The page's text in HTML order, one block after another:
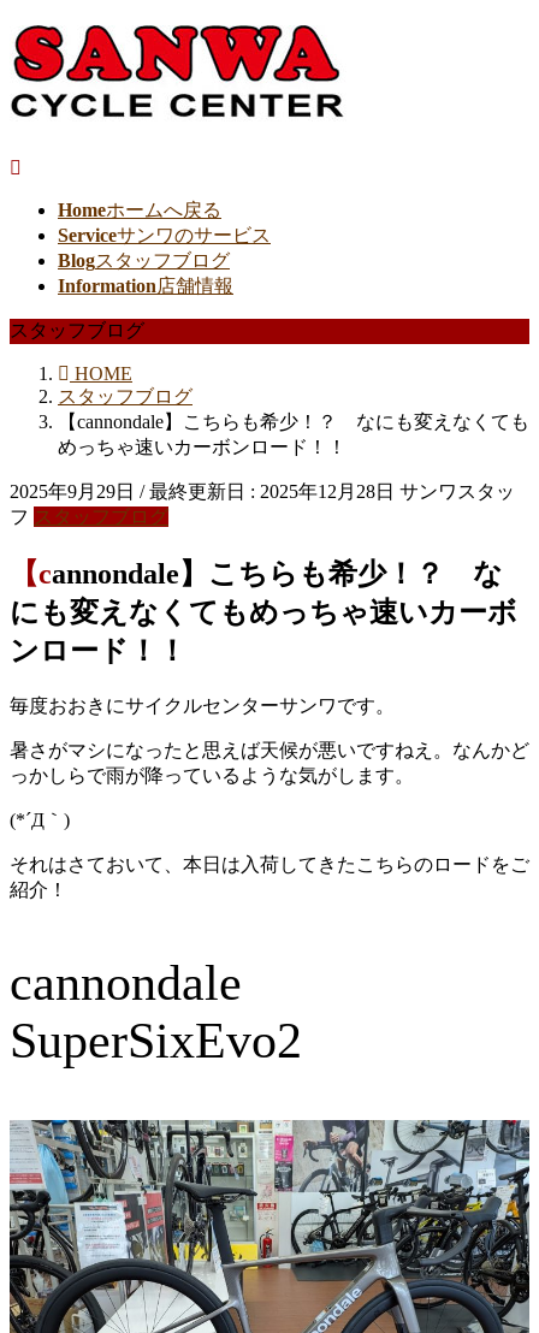
Homeホームへ戻る
Serviceサンワのサービス
Blogスタッフブログ
Information店舗情報
スタッフブログ
HOME
スタッフブログ
【cannondale】こちらも希少！？ なにも変えなくても
めっちゃ速いカーボンロード！！
2025年9月29日 / 最終更新日 : 2025年12月28日 サンワスタッ
フ スタッフブログ
【cannondale】こちらも希少！？ な
にも変えなくてもめっちゃ速いカーボ
ンロード！！
毎度おおきにサイクルセンターサンワです。
暑さがマシになったと思えば天候が悪いですねえ。なんかど
っかしらで雨が降っているような気がします。
(*´Д｀)
それはさておいて、本日は入荷してきたこちらのロードをご
紹介！
cannondale
SuperSixEvo2